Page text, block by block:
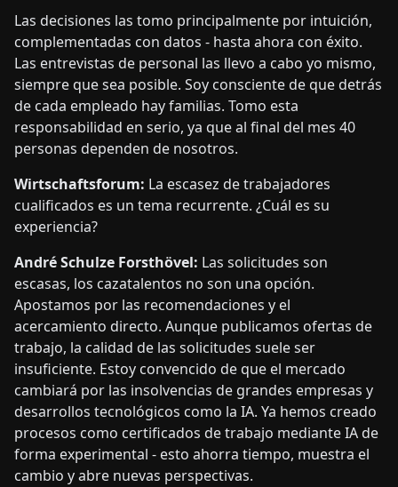
Las decisiones las tomo principalmente por intuición,
complementadas con datos - hasta ahora con éxito.
Las entrevistas de personal las llevo a cabo yo mismo,
siempre que sea posible. Soy consciente de que detrás
de cada empleado hay familias. Tomo esta
responsabilidad en serio, ya que al final del mes 40
personas dependen de nosotros.
Wirtschaftsforum: La escasez de trabajadores
cualificados es un tema recurrente. ¿Cuál es su
experiencia?
André Schulze Forsthövel: Las solicitudes son
escasas, los cazatalentos no son una opción.
Apostamos por las recomendaciones y el
acercamiento directo. Aunque publicamos ofertas de
trabajo, la calidad de las solicitudes suele ser
insuficiente. Estoy convencido de que el mercado
cambiará por las insolvencias de grandes empresas y
desarrollos tecnológicos como la IA. Ya hemos creado
procesos como certificados de trabajo mediante IA de
forma experimental - esto ahorra tiempo, muestra el
cambio y abre nuevas perspectivas.